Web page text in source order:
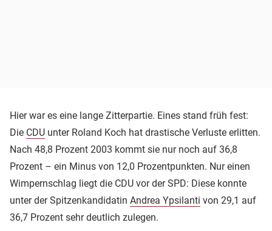
Hier war es eine lange Zitterpartie. Eines stand früh fest:
Die CDU unter Roland Koch hat drastische Verluste erlitten.
Nach 48,8 Prozent 2003 kommt sie nur noch auf 36,8
Prozent – ein Minus von 12,0 Prozentpunkten. Nur einen
Wimpernschlag liegt die CDU vor der SPD: Diese konnte
unter der Spitzenkandidatin Andrea Ypsilanti von 29,1 auf
36,7 Prozent sehr deutlich zulegen.